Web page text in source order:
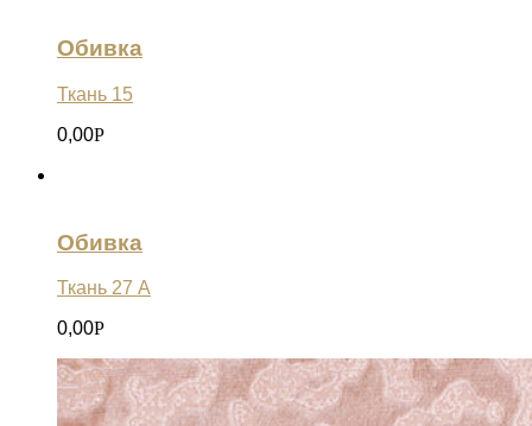
Обивка
Ткань 15
0,00Р
Обивка
Ткань 27 А
0,00Р